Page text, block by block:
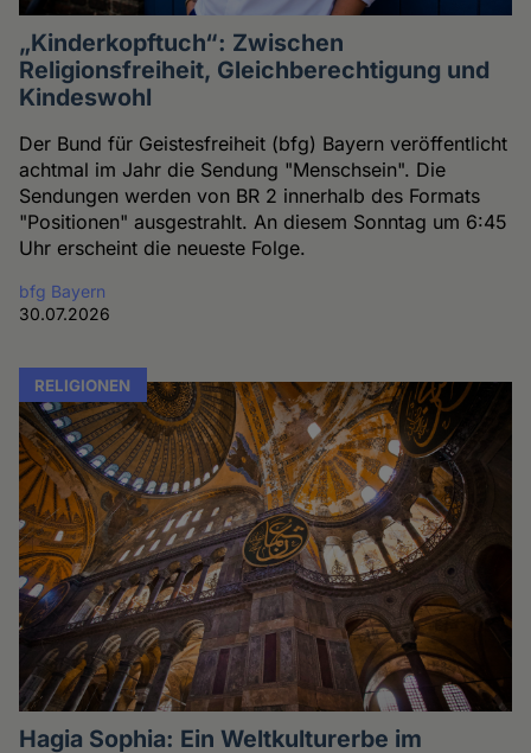
„Kinderkopftuch“: Zwischen
Religionsfreiheit, Gleichberechtigung und
Kindeswohl
Der Bund für Geistesfreiheit (bfg) Bayern veröffentlicht
achtmal im Jahr die Sendung "Menschsein". Die
Sendungen werden von BR 2 innerhalb des Formats
"Positionen" ausgestrahlt. An diesem Sonntag um 6:45
Uhr erscheint die neueste Folge.
bfg Bayern
30.07.2026
RELIGIONEN
Hagia Sophia: Ein Weltkulturerbe im